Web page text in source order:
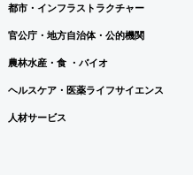
都市・インフラストラクチャー
官公庁・地方自治体・公的機関
農林水産・食 ・バイオ
ヘルスケア・医薬ライフサイエンス
人材サービス